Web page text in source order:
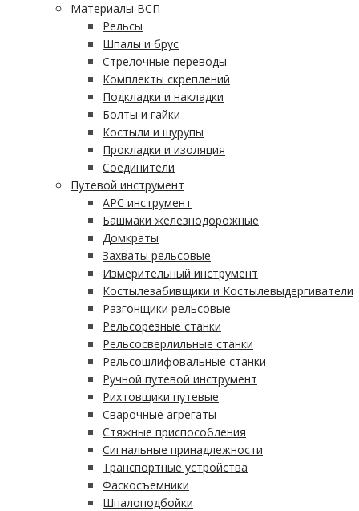
Материалы ВСП
Рельсы
Шпалы и брус
Стрелочные переводы
Комплекты скреплений
Подкладки и накладки
Болты и гайки
Костыли и шурупы
Прокладки и изоляция
Соединители
Путевой инструмент
АРС инструмент
Башмаки железнодорожные
Домкраты
Захваты рельсовые
Измерительный инструмент
Костылезабивщики и Костылевыдергиватели
Разгонщики рельсовые
Рельсорезные станки
Рельсосверлильные станки
Рельсошлифовальные станки
Ручной путевой инструмент
Рихтовщики путевые
Сварочные агрегаты
Стяжные приспособления
Сигнальные принадлежности
Транспортные устройства
Фаскосъемники
Шпалоподбойки